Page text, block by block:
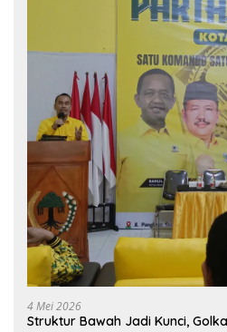
4 Mei 2026
Struktur Bawah Jadi Kunci,